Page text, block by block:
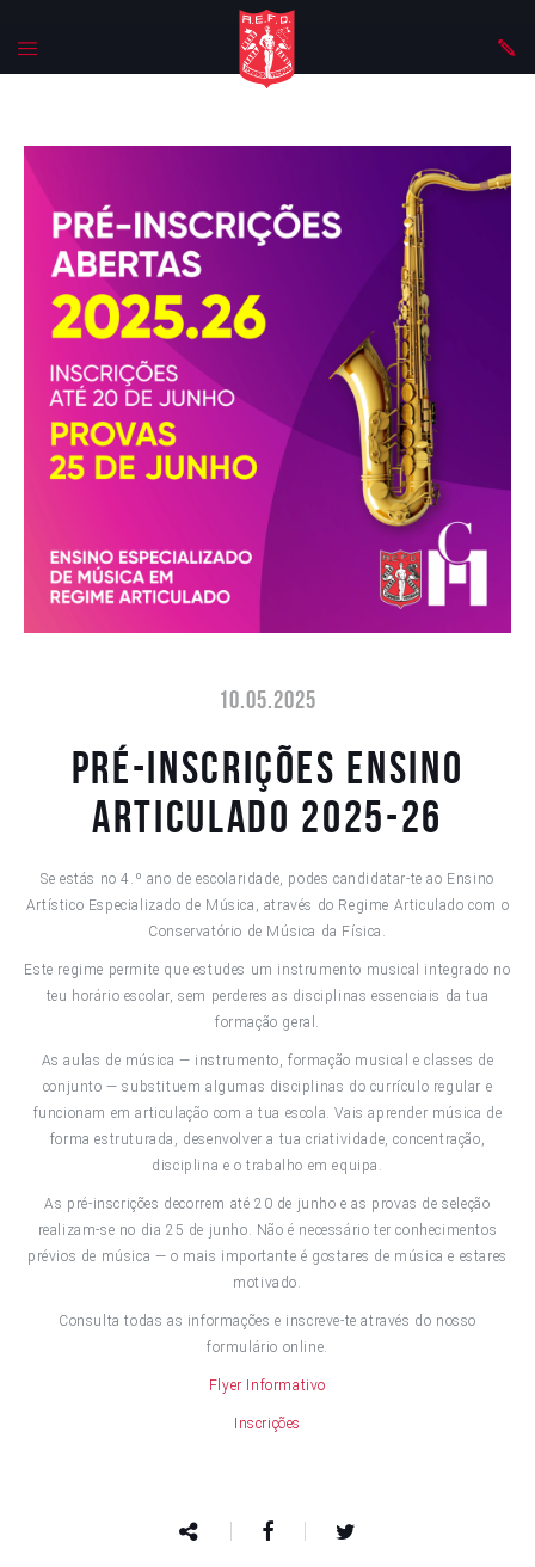
10.05.2025
Pré-inscrições Ensino
Articulado 2025-26
Se estás no 4.º ano de escolaridade, podes candidatar-te ao Ensino
Artístico Especializado de Música, através do Regime Articulado com o
Conservatório de Música da Física.
Este regime permite que estudes um instrumento musical integrado no
teu horário escolar, sem perderes as disciplinas essenciais da tua
formação geral.
As aulas de música — instrumento, formação musical e classes de
conjunto — substituem algumas disciplinas do currículo regular e
funcionam em articulação com a tua escola. Vais aprender música de
forma estruturada, desenvolver a tua criatividade, concentração,
disciplina e o trabalho em equipa.
As pré-inscrições decorrem até 20 de junho e as provas de seleção
realizam-se no dia 25 de junho. Não é necessário ter conhecimentos
prévios de música — o mais importante é gostares de música e estares
motivado.
Consulta todas as informações e inscreve-te através do nosso
formulário online.
Flyer Informativo
Inscrições